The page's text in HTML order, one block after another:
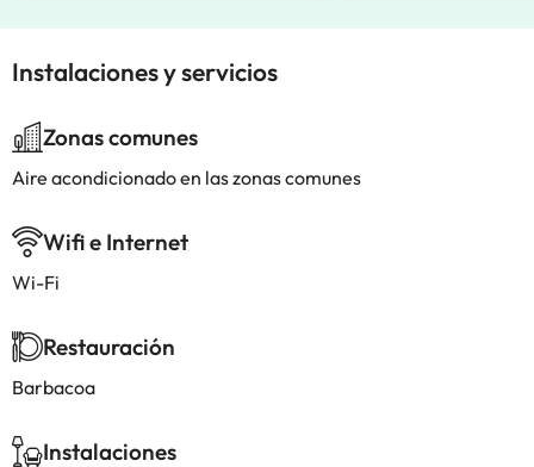
Instalaciones y servicios
Zonas comunes
Aire acondicionado en las zonas comunes
Wifi e Internet
Wi-Fi
Restauración
Barbacoa
Instalaciones